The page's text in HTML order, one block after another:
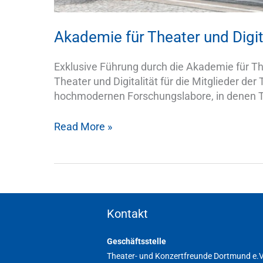
Akademie für Theater und
Exklusive Führung durch die Akademie für
Theater und Digitalität für die Mitglieder der
hochmodernen Forschungslabore, in denen
Read More »
Kontakt
Geschäftsstelle
Theater- und Konzertfreunde Dortmund